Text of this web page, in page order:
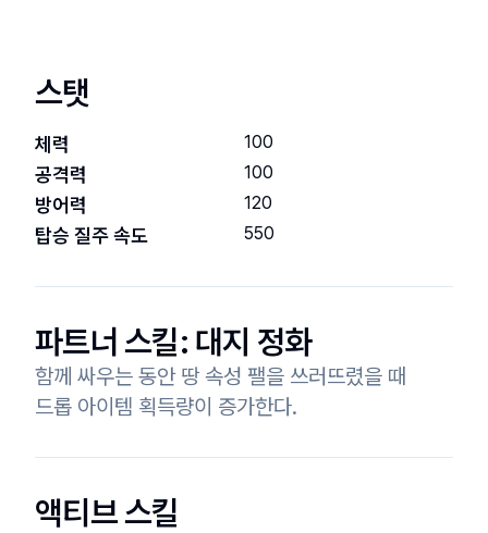
스탯
체력 100
공격력 100
방어력 120
탑승 질주 속도 550
파트너 스킬: 대지 정화
함께 싸우는 동안 땅 속성 팰을 쓰러뜨렸을 때
드롭 아이템 획득량이 증가한다.
액티브 스킬